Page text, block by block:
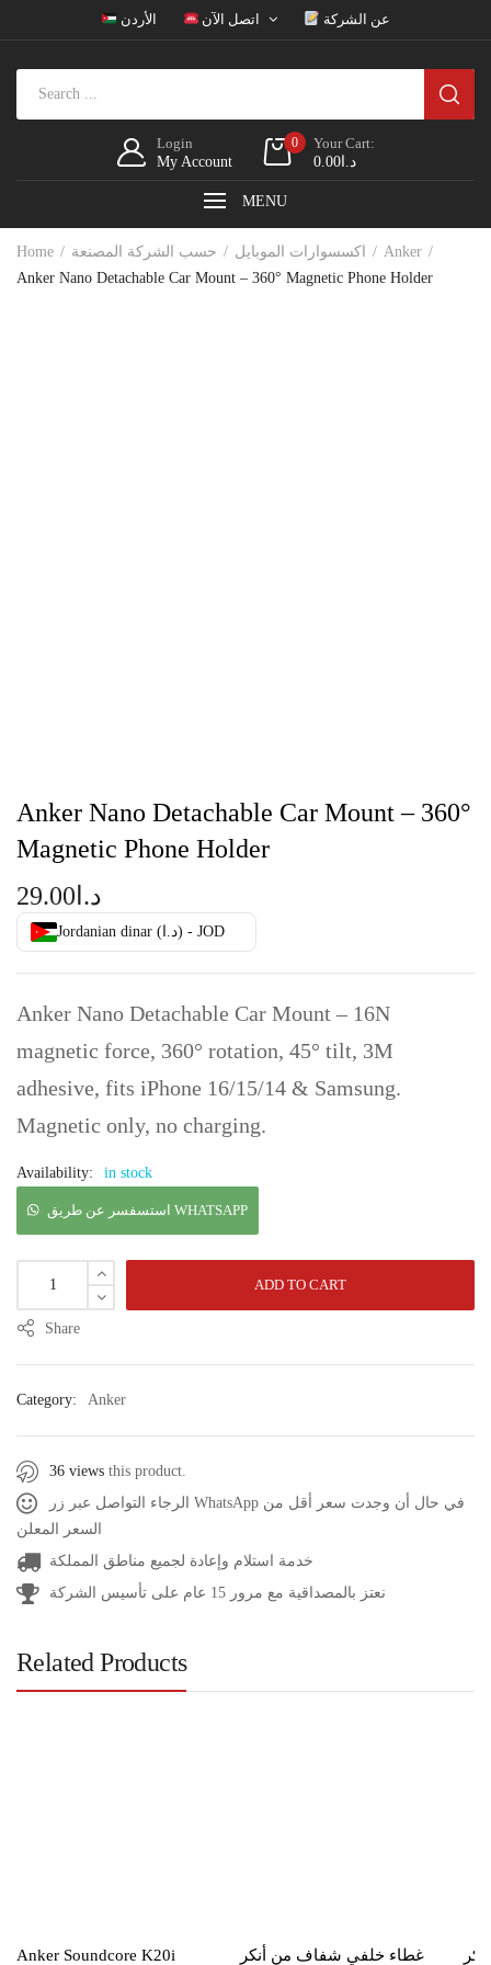
الأردن اتصل الآن عن الشركة
Login
My Account
0
Your Cart:
د.ا0.00
MENU
Home اكسسوارات الموبايل حسب الشركة المصنعة
Anker
Anker Nano Detachable Car Mount – 360° Magnetic Phone Holder
Anker Nano Detachable Car Mount – 360°
Magnetic Phone Holder
د.ا 29.00
Jordanian dinar (د.ا) - JOD
Anker Nano Detachable Car Mount – 16N
magnetic force, 360° rotation, 45° tilt, 3M
adhesive, fits iPhone 16/15/14 & Samsung.
Magnetic only, no charging.
Availability: in stock
استسفسر عن طريق WHATSAPP
ADD TO CART
Share
Category: Anker
36 views this product.
الرجاء التواصل عبر زر WhatsApp في حال أن وجدت سعر أقل من
السعر المعلن
خدمة استلام وإعادة لجميع مناطق المملكة
نعتز بالمصداقية مع مرور 15 عام على تأسيس الشركة
Related Products
Anker Soundcore K20i
غطاء خلفي شفاف من أنكر